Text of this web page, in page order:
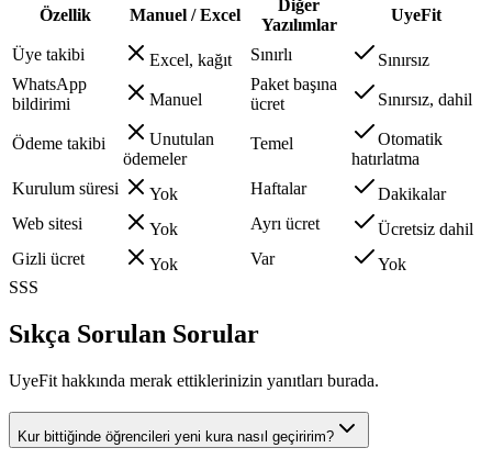
Özellik Manuel / Excel
Diğer
Yazılımlar
UyeFit
Üye takibi Excel, kağıt Sınırlı
Sınırsız
WhatsApp
bildirimi
Manuel
Paket başına
ücret
Sınırsız, dahil
Ödeme takibi
Unutulan
ödemeler
Temel
Otomatik
hatırlatma
Kurulum süresi
Yok Haftalar
Dakikalar
Web sitesi
Yok Ayrı ücret
Ücretsiz dahil
Gizli ücret
Yok Var
Yok
SSS
Sıkça Sorulan Sorular
UyeFit hakkında merak ettiklerinizin yanıtları burada.
Kur bittiğinde öğrencileri yeni kura nasıl geçiririm?